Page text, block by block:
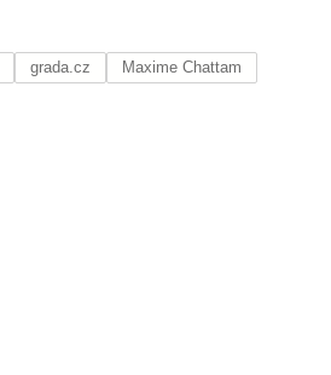
grada.cz Maxime Chattam